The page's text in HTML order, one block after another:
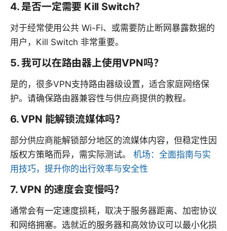
4. 是否一定需要 Kill Switch？
对于经常使用公共 Wi-Fi、或需要防止断网暴露数据的
用户，Kill Switch 非常重要。
5. 我可以在路由器上使用VPN吗？
是的，很多VPN支持路由器级设置，适合家庭网络保
护。请确保路由器兼容性与供应商提供的教程。
6. VPN 能解锁流媒体吗？
部分供应商能解锁部分地区的流媒体内容，但稳定性因
版权方策略而异，需实际测试。 机场：全面指南与实
用技巧，提升你的出行效率与安全性
7. VPN 的速度会变慢吗？
通常会有一定速度损耗，取决于服务器距离、加密协议
和网络拥塞。选就近的服务器和高效协议可以最小化损